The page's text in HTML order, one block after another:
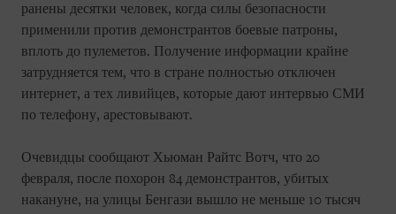
ранены десятки человек, когда силы безопасности
применили против демонстрантов боевые патроны,
вплоть до пулеметов. Получение информации крайне
затрудняется тем, что в стране полностью отключен
интернет, а тех ливийцев, которые дают интервью СМИ
по телефону, арестовывают.
Очевидцы сообщают Хьюман Райтс Вотч, что 20
февраля, после похорон 84 демонстрантов, убитых
накануне, на улицы Бенгази вышло не меньше 10 тысяч